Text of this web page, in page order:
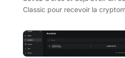
Classic pour recevoir la